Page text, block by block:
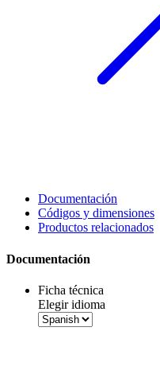
Documentación
Códigos y dimensiones
Productos relacionados
Documentación
Ficha técnica
Elegir idioma